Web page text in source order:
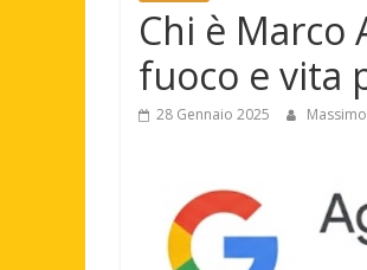
Chi è Marco
fuoco e vita
28 Gennaio 2025